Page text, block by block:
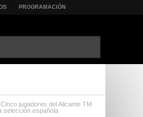
PROGRAMACIÓN
Cinco jugadores del Alicante TM
selección española